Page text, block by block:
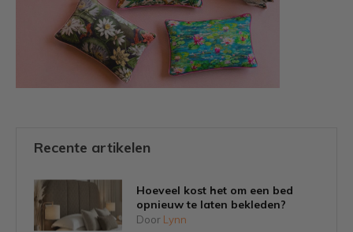
Recente artikelen
Hoeveel kost het om een bed
opnieuw te laten bekleden?
Door Lynn